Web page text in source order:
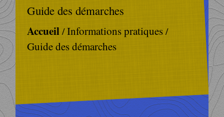
Guide des démarches
Accueil/Informations pratiques/
Guide des démarches